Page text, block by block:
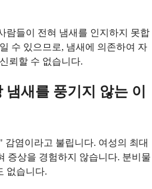
람들이 전혀 냄새를 인지하지 못합
수 있으므로, 냄새에 의존하여 자
뢰할 수 없습니다.
새를 풍기지 않는 이
염이라고 불립니다. 여성의 최대
증상을 경험하지 않습니다. 분비물
없습니다.